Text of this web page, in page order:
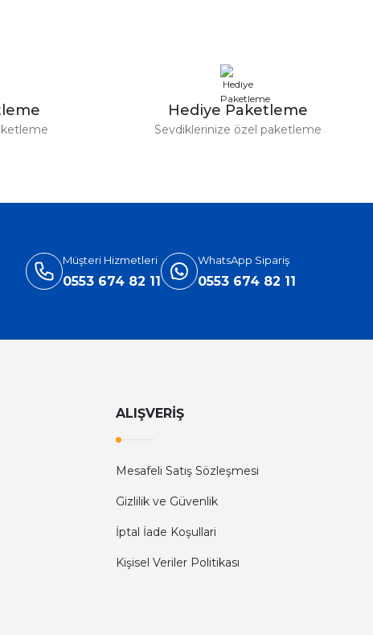
Hediye Paketleme
Sevdiklerinize özel paketleme
Müşteri Hizmetleri
0553 674 82 11
WhatsApp Sipariş
0553 674 82 11
ALIŞVERİŞ
Mesafeli Satış Sözleşmesi
Gizlilik ve Güvenlik
İptal İade Koşullari
Kişisel Veriler Politikası